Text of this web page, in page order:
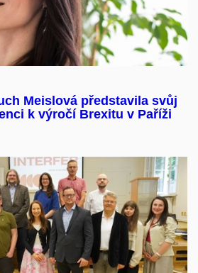
Meislová představila svůj
k výročí Brexitu v Paříži